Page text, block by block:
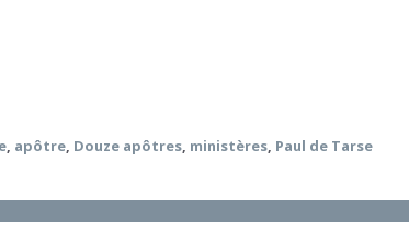
, apôtre, Douze apôtres, ministères, Paul de Tarse